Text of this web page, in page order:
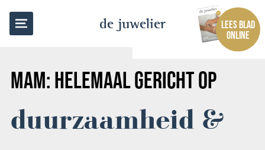
de juwelier
LEES BLAD
ONLINE
MAM: HELEMAAL GERICHT OP
duurzaamheid &
TERUG NAAR OVERZICHT